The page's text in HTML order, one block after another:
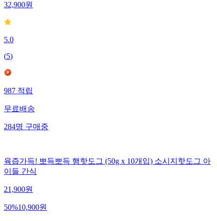
32,900원
5.0
(5)
987적립
무료배송
284명구매중
육즙가득! 뽀득뽀득 햄핫도그 (50g x 10개입) 소시지핫도그 아
이들 간식
21,900원
50%10,900원